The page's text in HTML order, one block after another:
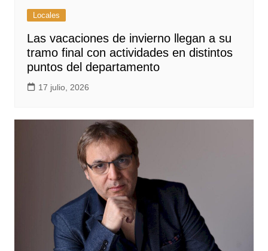
Locales
Las vacaciones de invierno llegan a su
tramo final con actividades en distintos
puntos del departamento
17 julio, 2026